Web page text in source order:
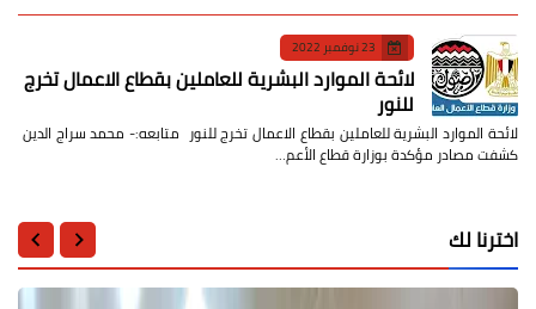
23 نوفمبر 2022
لائحة الموارد البشرية للعاملين بقطاع الاعمال تخرج
للنور
لائحة الموارد البشرية للعاملين بقطاع الاعمال تخرج للنور متابعه:- محمد سراج الدين
كشفت مصادر مؤكدة بوزارة قطاع الأعم…
اخترنا لك